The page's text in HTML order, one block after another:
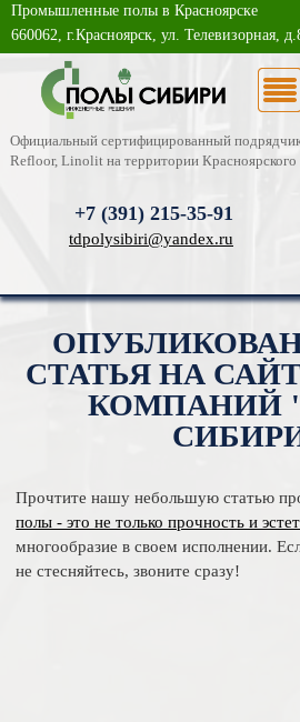
О компании
Каталог
Промышленные полы в Красноярске
660062, г.Красноярск, ул. Телевизорная,
Официальный сертифицированный
Refloor, Linolit на территории Красноярского
+7 (391) 215-35-91
tdpolysibiri@yandex.ru
СТАТЬЯ НА
КОМПАНИЙ
Прочтите нашу небольшую статью
полы - это не только прочность и
многообразие в своем исполнении.
не стесняйтесь, звоните сразу!